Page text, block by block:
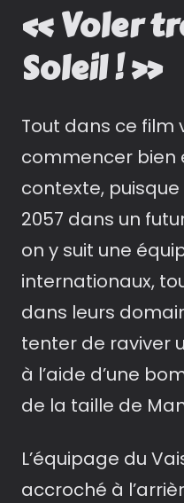
« Voler
Soleil ! »
Tout dans ce film
commencer bien
contexte, puisque
2057 dans un
on y suit une
internationaux,
dans leurs
tenter de raviver
à l’aide d’une
de la taille de
L’équipage du
accroché à